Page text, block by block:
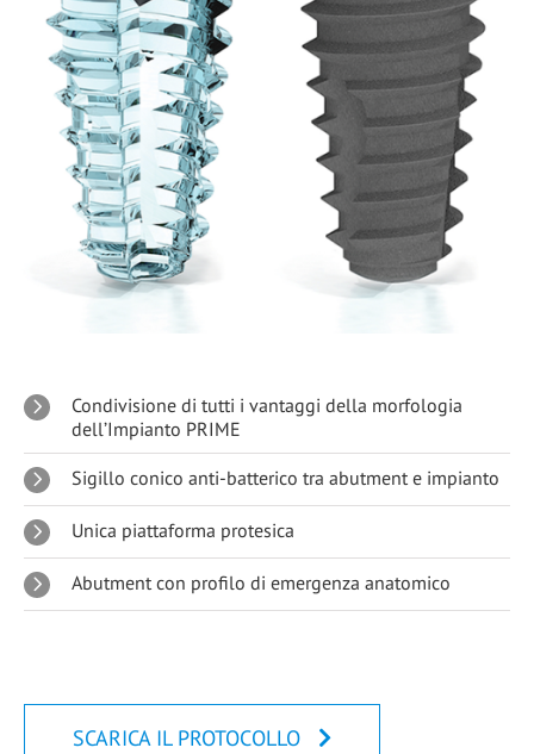
Condivisione di tutti i vantaggi della morfologia
dell’Impianto PRIME
Sigillo conico anti-batterico tra abutment e impianto
Unica piattaforma protesica
Abutment con profilo di emergenza anatomico
SCARICA IL PROTOCOLLO